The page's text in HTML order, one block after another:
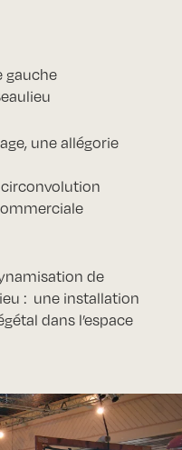
gauche
une allégorie
de
: une installation
dans l’espace